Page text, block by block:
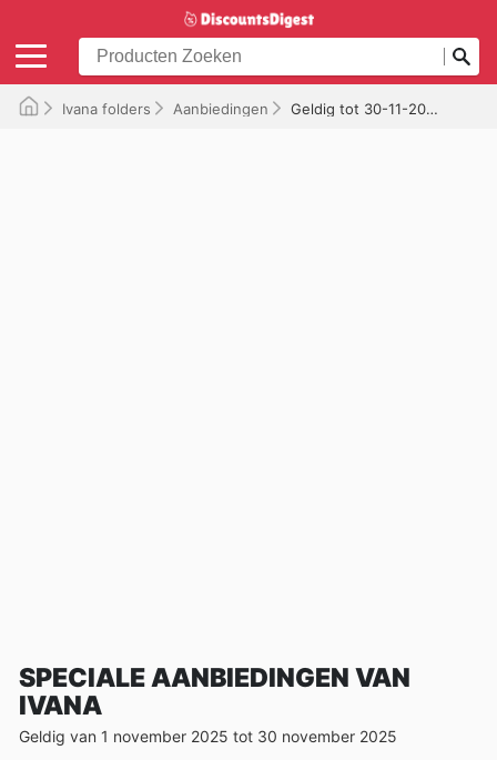
Ivana folders Aanbiedingen Geldig tot 30-11-2025
SPECIALE AANBIEDINGEN VAN
IVANA
Geldig van 1 november 2025 tot 30 november 2025